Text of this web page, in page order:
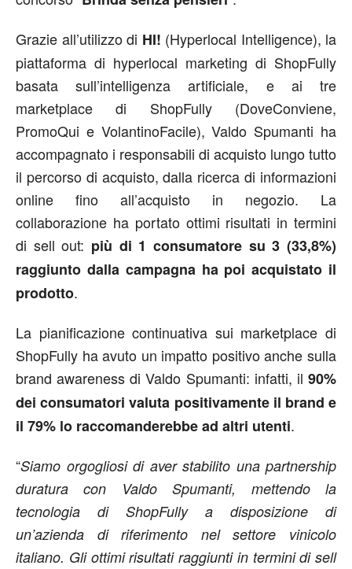
Grazie all’utilizzo di HI! (Hyperlocal Intelligence), la
piattaforma di hyperlocal marketing di ShopFully
basata sull’intelligenza artificiale, e ai tre
marketplace di ShopFully (DoveConviene,
PromoQui e VolantinoFacile), Valdo Spumanti ha
accompagnato i responsabili di acquisto lungo tutto
il percorso di acquisto, dalla ricerca di informazioni
online fino all’acquisto in negozio. La
collaborazione ha portato ottimi risultati in termini
di sell out: più di 1 consumatore su 3 (33,8%)
raggiunto dalla campagna ha poi acquistato il
prodotto.
La pianificazione continuativa sui marketplace di
ShopFully ha avuto un impatto positivo anche sulla
brand awareness di Valdo Spumanti: infatti, il 90%
dei consumatori valuta positivamente il brand e
il 79% lo raccomanderebbe ad altri utenti.
“Siamo orgogliosi di aver stabilito una partnership
duratura con Valdo Spumanti, mettendo la
tecnologia di ShopFully a disposizione di
un’azienda di riferimento nel settore vinicolo
italiano. Gli ottimi risultati raggiunti in termini di sell